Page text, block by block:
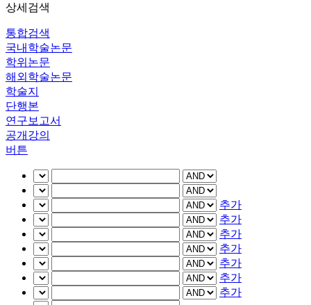
상세검색
통합검색
국내학술논문
학위논문
해외학술논문
학술지
단행본
연구보고서
공개강의
버튼
추가
추가
추가
추가
추가
추가
추가